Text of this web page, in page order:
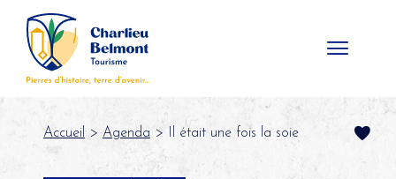
Accueil > Agenda > Il était une fois la soie
Panneau de gestion des cookies